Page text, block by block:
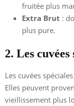
fruitée plus
Extra Brut :
plus pure.
2. Les cuvées
Les cuvées
Elles peuvent
vieillissement plus